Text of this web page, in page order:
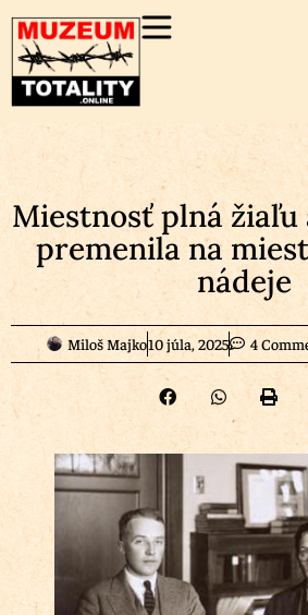
Miestnosť plná žiaľu
premenila na
nádeje
Miloš Majko10 júla, 2025 4